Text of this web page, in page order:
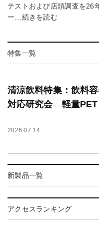
テストおよび店頭調査を26
ー…続きを読む
特集一覧
清涼飲料特集：飲料
対応研究会 軽量
2026.07.14
新製品一覧
アクセスランキング